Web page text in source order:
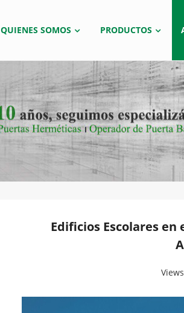
QUIENES SOMOS PRODUCTOS
Edificios Escolares en